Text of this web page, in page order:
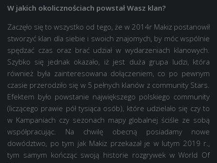
W jakich okolicznościach powstał Wasz klan?
Zaczęło się to wszystko od tego, że w 2014r Makiz postanowił
stworzyć klan dla siebie i swoich znajomych, by móc wspólnie
spędzać czas oraz brać udział w wydarzeniach klanowych.
Szybko się jednak okazało, iż jest duża grupa ludzi, która
również była zainteresowana dołączeniem, co po pewnym
czasie przerodziło się w 5 pełnych klanów z community Stars.
Efektem było powstanie największego polskiego community
(liczącego prawie pół tysiąca osób), które udzielało się czy to
w Kampaniach czy sezonach mapy globalnej ściśle ze sobą
współpracując. Na chwilę obecną posiadamy nowe
dowództwo, po tym jak Makiz przekazał je w lutym 2019 r.,
tym samym kończąc swoją historie rozgrywek w World Of